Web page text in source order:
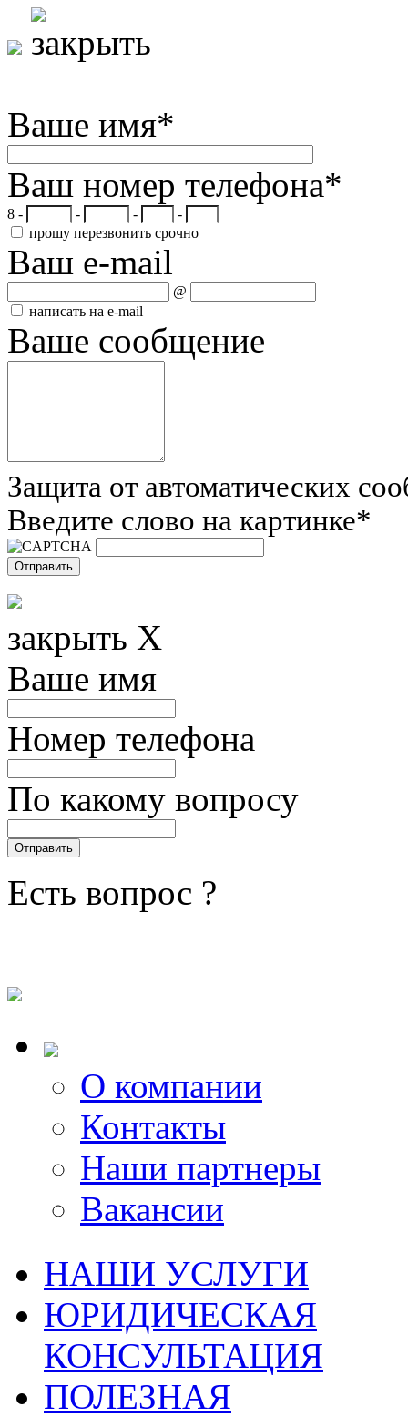
Ваше имя*
Ваш номер телефона*
8 - - -
-
прошу перезвонить срочно
Ваш e-mail
@
написать на e-mail
Ваше сообщение
Защита от автоматических
Введите слово на картинке*
закрыть X
Ваше имя
Номер телефона
По какому вопросу
Есть вопрос ?
О компании
Контакты
Наши партнеры
Вакансии
НАШИ УСЛУГИ
ЮРИДИЧЕСКАЯ
КОНСУЛЬТАЦИЯ
ПОЛЕЗНАЯ